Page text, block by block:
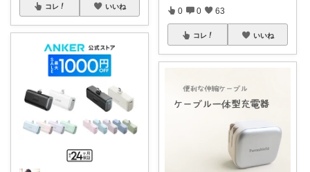
コレ いいね
0 0 63
コレ いいね